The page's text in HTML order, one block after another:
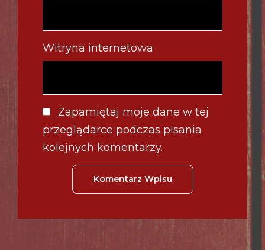
Witryna internetowa
Zapamiętaj moje dane w tej
przeglądarce podczas pisania
kolejnych komentarzy.